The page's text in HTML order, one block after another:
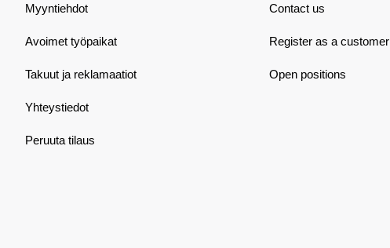
Myyntiehdot
Avoimet työpaikat
Takuut ja reklamaatiot
Yhteystiedot
Peruuta tilaus
Contact us
Register as a customer
Open positions